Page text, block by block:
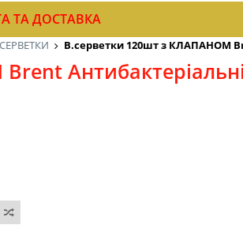
В.серветки 120шт з КЛАПАНОМ
ТА ДОСТАВКА